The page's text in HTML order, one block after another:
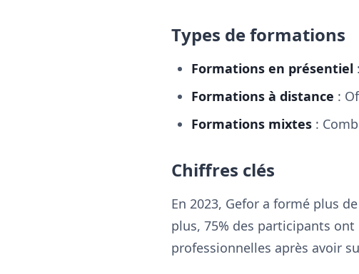
Types de formations
Formations en présentiel
Formations à distance :
Formations mixtes :
Chiffres clés
En 2023, Gefor a formé plus
plus, 75% des participants
professionnelles après avoir